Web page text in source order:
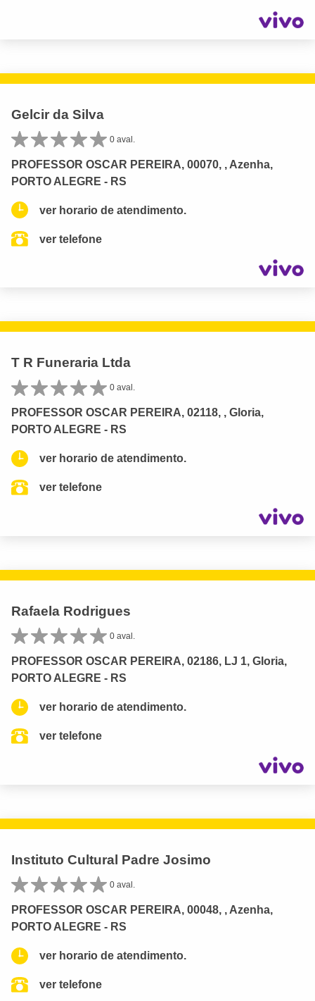
Gelcir da Silva
0 aval.
PROFESSOR OSCAR PEREIRA, 00070, , Azenha,
PORTO ALEGRE - RS
ver horario de atendimento.
ver telefone
T R Funeraria Ltda
0 aval.
PROFESSOR OSCAR PEREIRA, 02118, , Gloria,
PORTO ALEGRE - RS
ver horario de atendimento.
ver telefone
Rafaela Rodrigues
0 aval.
PROFESSOR OSCAR PEREIRA, 02186, LJ 1, Gloria,
PORTO ALEGRE - RS
ver horario de atendimento.
ver telefone
Instituto Cultural Padre Josimo
0 aval.
PROFESSOR OSCAR PEREIRA, 00048, , Azenha,
PORTO ALEGRE - RS
ver horario de atendimento.
ver telefone